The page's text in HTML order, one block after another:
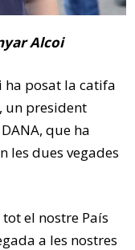
Alcoi
ha posat la catifa
un president
que ha
les dues vegades
el nostre País
a les nostres